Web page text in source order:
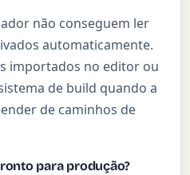
não conseguem ler
automaticamente.
importados no editor ou
de build quando a
de caminhos de
para produção?